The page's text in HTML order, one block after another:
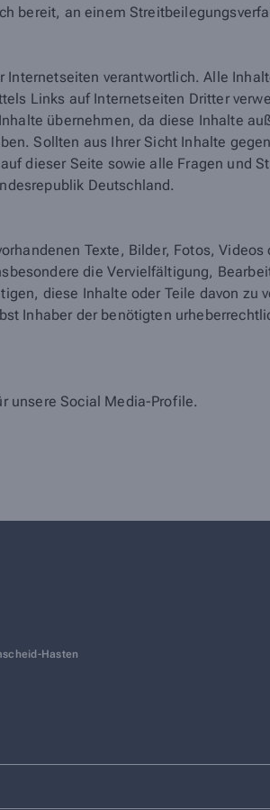
bereit, an einem
Internetseiten verantwortlich. Alle
Links auf Internetseiten Dritter
übernehmen, da diese Inhalte
Sollten aus Ihrer Sicht Inhalte
dieser Seite sowie alle Fragen und
Deutschland.
Texte, Bilder, Fotos,
die Vervielfältigung,
diese Inhalte oder Teile davon
Inhaber der benötigten
unsere Social Media-Profile.
Hasten